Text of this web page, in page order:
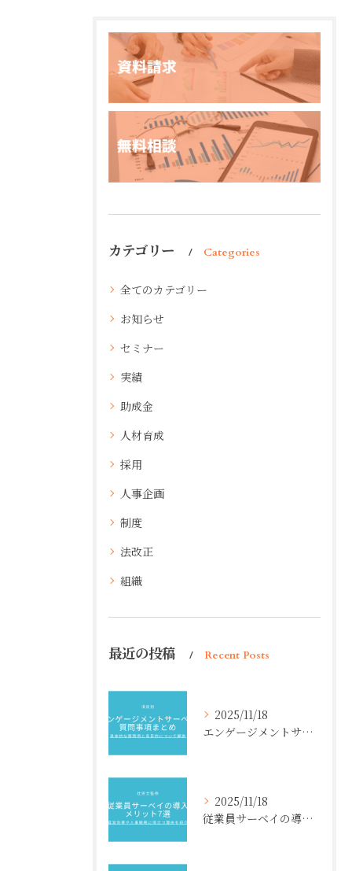
カテゴリー Categories
全てのカテゴリー
お知らせ
セミナー
実績
助成金
人材育成
採用
人事企画
制度
法改正
組織
最近の投稿 Recent Posts
2025/11/18
エンゲージメントサーベイ質問事項まとめ【項目別】具体的な質問例と各目的について解説
2025/11/18
従業員サーベイの導入メリット7選【社労士監修】経営効果や人事戦略に役立つ理由を紹介